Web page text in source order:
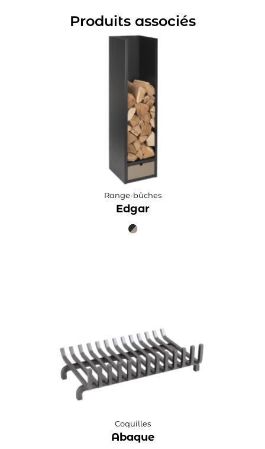
Produits associés
Range-bûches
Edgar
Coquilles
Abaque